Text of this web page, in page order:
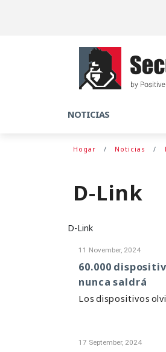
NOTICIAS
Hogar Noticias
D-Link
D-Link
11 November, 2024
60.000
nunca saldrá
Los dispositivos
17 September, 2024